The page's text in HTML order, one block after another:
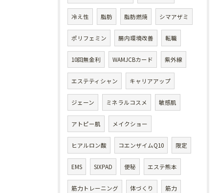
冷え性 脂肪 脂肪燃焼 シマアザミ
ポリフェミン 腸内環境改善 転職
10回無金利 WAMJCBカード 紫外線
エステティシャン キャリアアップ
ジェーン ミネラルコスメ 敏感肌
アトピー肌 メイクショー
ヒアルロン酸 コエンザイムQ10 限定
EMS SIXPAD 便秘 エステ熊本
筋力トレーニング 体づくり 筋力